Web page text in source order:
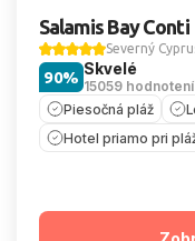
Salamis Bay Conti
Severný
Skvelé
15059 hodnotení
90%
Piesočná pláž
Hotel priamo pri